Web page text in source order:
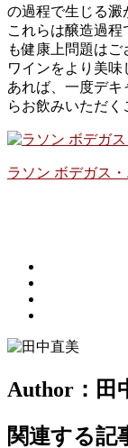
の過程で生じる澱
これらは醸造過
も健康上問題はご
ワインをより美
あれば、一度デ
らお飲みいただく
ラソン ボデガス
Author：田
関連する記